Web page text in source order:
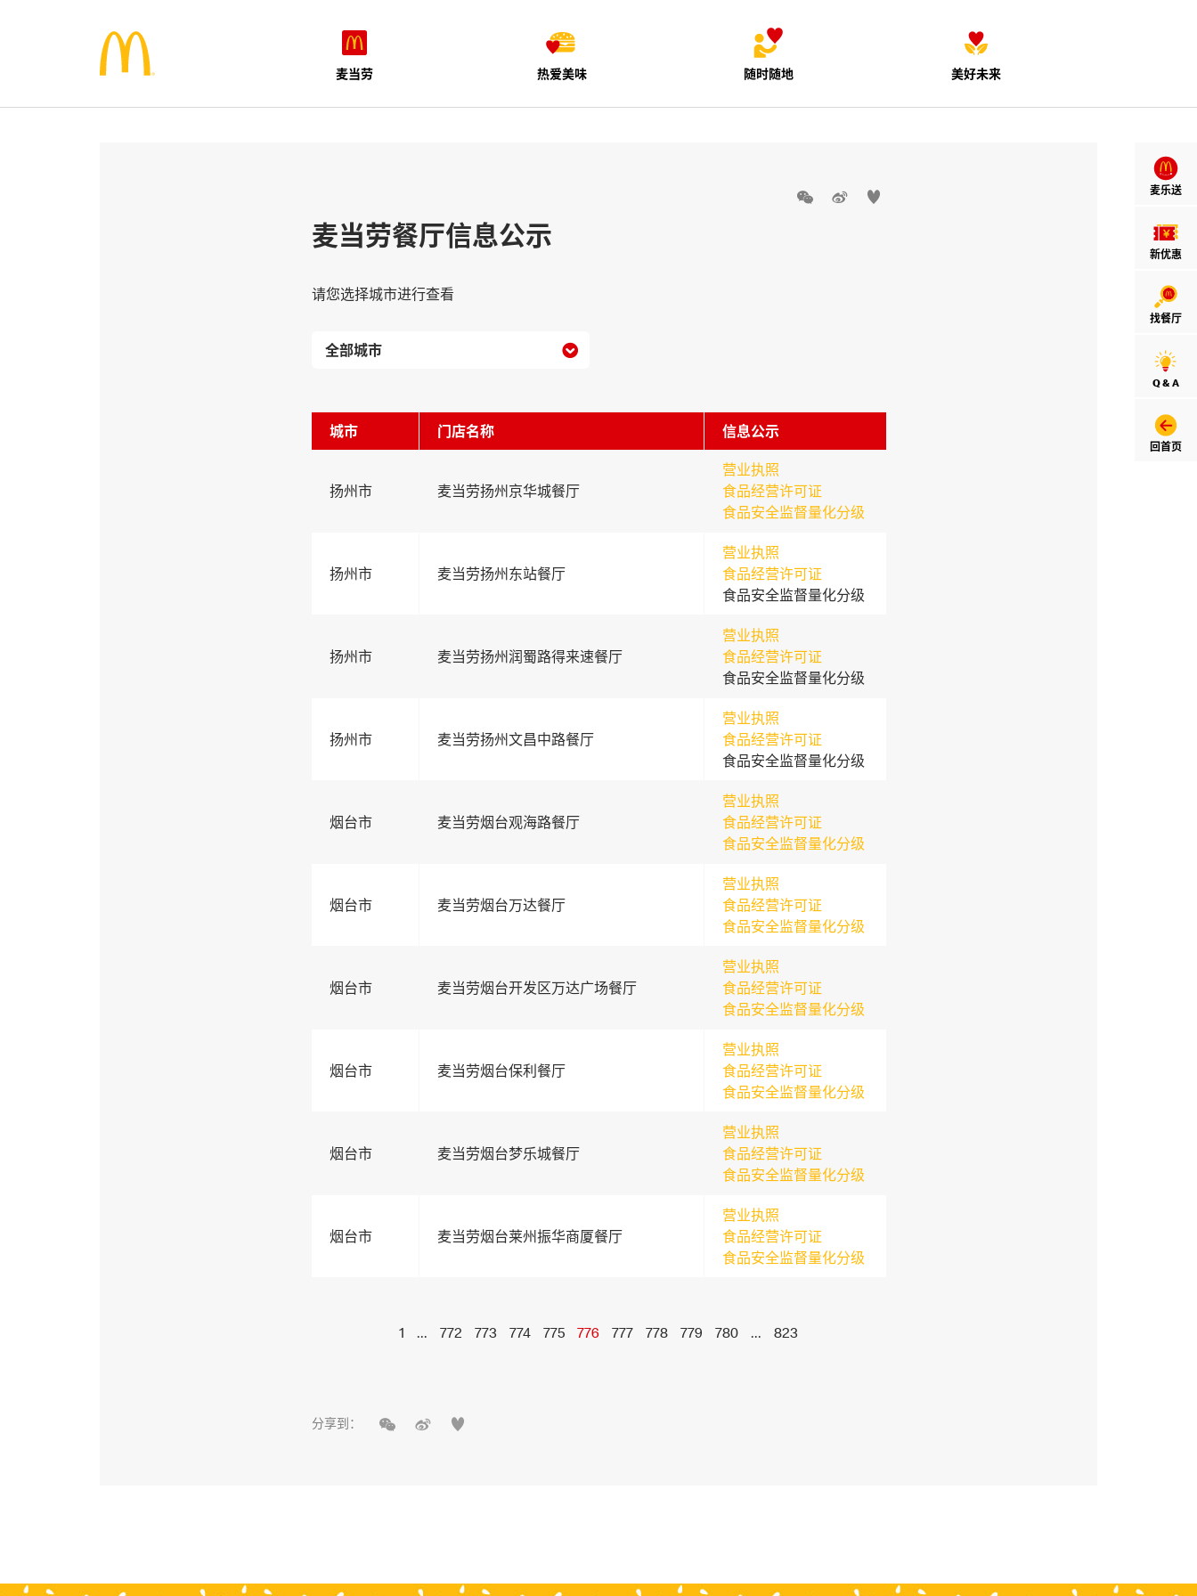
麦当劳 热爱美味 随时随地 美好未来
麦乐送
新优惠
找餐厅
Q & A
回首页
  
麦当劳餐厅信息公示
请您选择城市进行查看

城市 门店名称 信息公示
扬州市 麦当劳扬州京华城餐厅
营业执照
食品经营许可证
食品安全监督量化分级
扬州市 麦当劳扬州东站餐厅
营业执照
食品经营许可证
食品安全监督量化分级
扬州市 麦当劳扬州润蜀路得来速餐厅
营业执照
食品经营许可证
食品安全监督量化分级
扬州市 麦当劳扬州文昌中路餐厅
营业执照
食品经营许可证
食品安全监督量化分级
烟台市 麦当劳烟台观海路餐厅
营业执照
食品经营许可证
食品安全监督量化分级
烟台市 麦当劳烟台万达餐厅
营业执照
食品经营许可证
食品安全监督量化分级
烟台市 麦当劳烟台开发区万达广场餐厅
营业执照
食品经营许可证
食品安全监督量化分级
烟台市 麦当劳烟台保利餐厅
营业执照
食品经营许可证
食品安全监督量化分级
烟台市 麦当劳烟台梦乐城餐厅
营业执照
食品经营许可证
食品安全监督量化分级
烟台市 麦当劳烟台莱州振华商厦餐厅
营业执照
食品经营许可证
食品安全监督量化分级
1 ... 772 773 774 775 776 777 778 779 780 ... 823
分享到：   